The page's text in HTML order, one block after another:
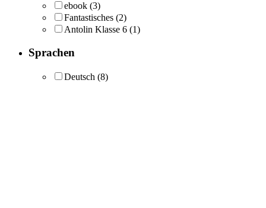
ebook (3)
Fantastisches (2)
Antolin Klasse 6 (1)
Sprachen
Deutsch (8)